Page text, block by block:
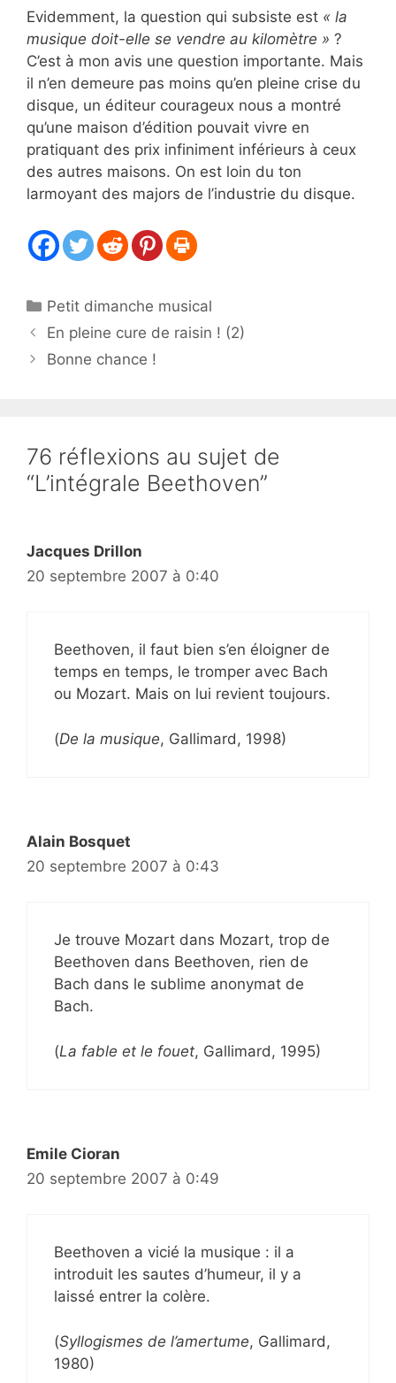
Evidemment, la question qui subsiste est « la
musique doit-elle se vendre au kilomètre » ?
C’est à mon avis une question importante. Mais
il n’en demeure pas moins qu’en pleine crise du
disque, un éditeur courageux nous a montré
qu’une maison d’édition pouvait vivre en
pratiquant des prix infiniment inférieurs à ceux
des autres maisons. On est loin du ton
larmoyant des majors de l’industrie du disque.
Catégories
Petit dimanche musical
En pleine cure de raisin ! (2)
Bonne chance !
76 réflexions au sujet de
“L’intégrale Beethoven”
Jacques Drillon
20 septembre 2007 à 0:40
Beethoven, il faut bien s’en éloigner de
temps en temps, le tromper avec Bach
ou Mozart. Mais on lui revient toujours.
(De la musique, Gallimard, 1998)
Alain Bosquet
20 septembre 2007 à 0:43
Je trouve Mozart dans Mozart, trop de
Beethoven dans Beethoven, rien de
Bach dans le sublime anonymat de
Bach.
(La fable et le fouet, Gallimard, 1995)
Emile Cioran
20 septembre 2007 à 0:49
Beethoven a vicié la musique : il a
introduit les sautes d’humeur, il y a
laissé entrer la colère.
(Syllogismes de l’amertume, Gallimard,
1980)